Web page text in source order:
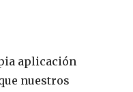
aplicación
nuestros